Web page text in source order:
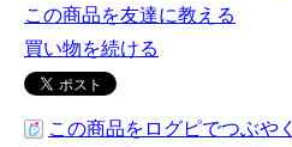
この商品を友達に教える
買い物を続ける
この商品をログピでつぶやく